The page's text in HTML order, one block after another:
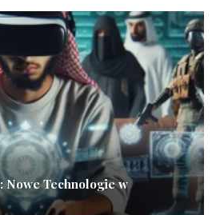
Nowe Technologie w